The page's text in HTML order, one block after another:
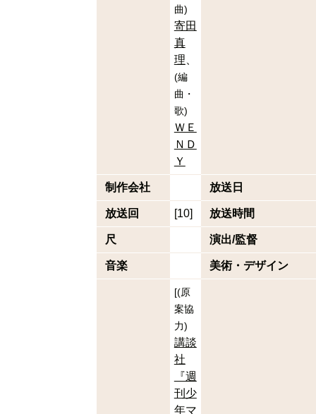
曲)
寄田
真
理
(編
曲・
歌)
ＷＥ
ＮＤ
Ｙ
制作会社 放送日
放送回 [10] 放送時間
尺 演出/監督
音楽 美術・デザイン
[(原
案協
力)
講談
社
『週
刊少
年マ